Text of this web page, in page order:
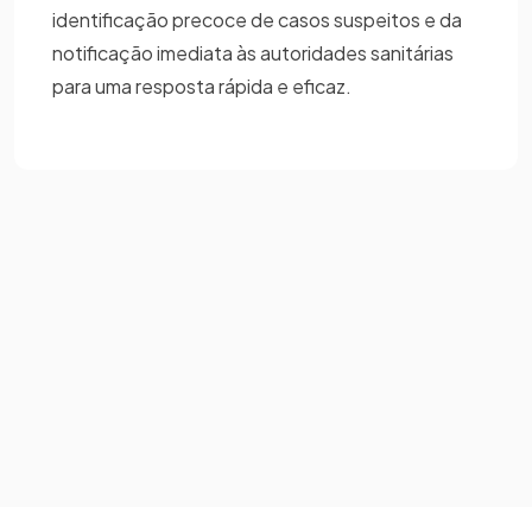
identificação precoce de casos suspeitos e da
notificação imediata às autoridades sanitárias
para uma resposta rápida e eficaz.